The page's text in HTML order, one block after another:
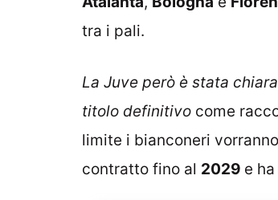
tra i pali.
La Juve però è stata
titolo definitivo come
limite i bianconeri
contratto fino al 2029 e